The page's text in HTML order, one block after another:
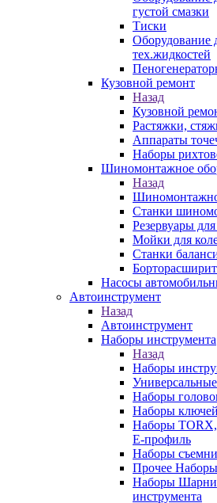
густой смазки
Тиски
Оборудование
тех.жидкостей
Кузовной ремонт
Назад
Кузовной
Растяжки,
Аппараты
Наборы
Шиномонтажное
Назад
Станки
Резервуары
Мойки для
Станки
Насосы
Автоинструмент
Назад
Автоинструмент
Наборы инструмента
Назад
Наборы
Наборы
Наборы ключей
Наборы
E-профиль
Наборы
Прочее Наборы
Наборы
инструмента